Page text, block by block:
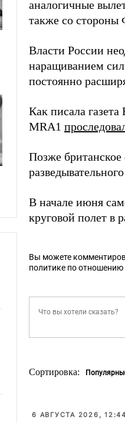
аналогичные
также со стороны
Власти России
наращиванием
постоянно
Как писала
MRA1
Позже британское
В начале июня
круговой полет в
Вы можете
политике по
Сортировка:
6 АВГУСТА 2026,